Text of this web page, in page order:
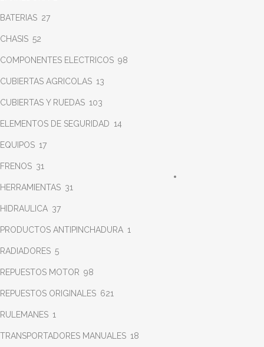
BATERIAS 27
CHASIS 52
COMPONENTES ELECTRICOS 98
CUBIERTAS AGRICOLAS 13
CUBIERTAS Y RUEDAS 103
ELEMENTOS DE SEGURIDAD 14
EQUIPOS 17
FRENOS 31
HERRAMIENTAS 31
HIDRAULICA 37
PRODUCTOS ANTIPINCHADURA 1
RADIADORES 5
REPUESTOS MOTOR 98
REPUESTOS ORIGINALES 621
RULEMANES 1
TRANSPORTADORES MANUALES 18